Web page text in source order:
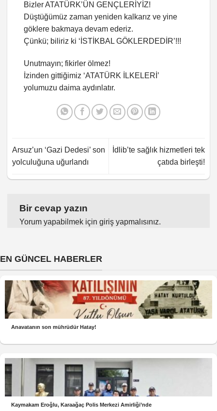
Bizler ATATÜRK’ÜN GENÇLERİYİZ!
Düştüğümüz zaman yeniden kalkarız ve yine
göklere bakmaya devam ederiz.
Çünkü; biliriz ki ‘İSTİKBAL GÖKLERDEDİR’!!!
Unutmayın; fikirler ölmez!
İzinden gittiğimiz ‘ATATÜRK İLKELERİ’
yolumuzu daima aydınlatır.
Arsuz’un ‘Gazi Dedesi’ son
yolculuğuna uğurlandı
İdlib’te sağlık hizmetleri tek
çatıda birleşti!
Bir cevap yazın
Yorum yapabilmek için giriş yapmalısınız.
EN GÜNCEL HABERLER
Anavatanın son mührüdür Hatay!
Kaymakam Eroğlu, Karaağaç Polis Merkezi Amirliği’nde